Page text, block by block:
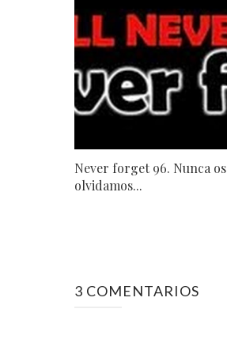
Never forget 96. Nunca os
olvidamos...
3 COMENTARIOS